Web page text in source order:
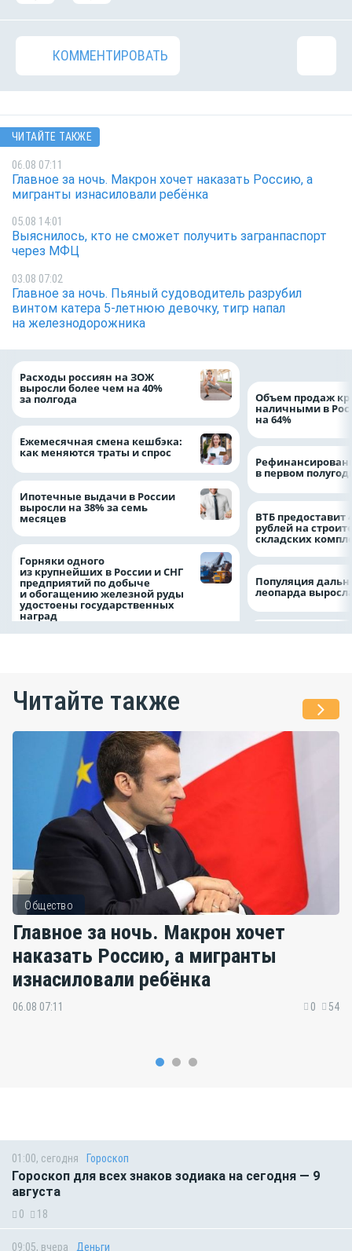
КОММЕНТИРОВАТЬ
ЧИТАЙТЕ ТАКЖЕ
06.08 07:11
Главное за ночь. Макрон хочет наказать Россию, а
мигранты изнасиловали ребёнка
05.08 14:01
Выяснилось, кто не сможет получить загранпаспорт
через МФЦ
03.08 07:02
Главное за ночь. Пьяный судоводитель разрубил
винтом катера 5-летнюю девочку, тигр напал
на железнодорожника
Расходы россиян на ЗОЖ
выросли более чем на 40%
за полгода
Ежемесячная смена кешбэка:
как меняются траты и спрос
Ипотечные выдачи в России
выросли на 38% за семь
месяцев
Горняки одного
из крупнейших в России и СНГ
предприятий по добыче
и обогащению железной руды
удостоены государственных
наград
Объем продаж
наличными в
на 64%
в первом
ВТБ предоставит
рублей на
складских
Популяция
леопарда
Читайте также
Общество
Главное за ночь. Макрон хочет
наказать Россию, а мигранты
изнасиловали ребёнка
06.08 07:11 0 54
01:00, сегодня Гороскоп
Гороскоп для всех знаков зодиака на сегодня — 9
августа
0 18
09:05, вчера Деньги